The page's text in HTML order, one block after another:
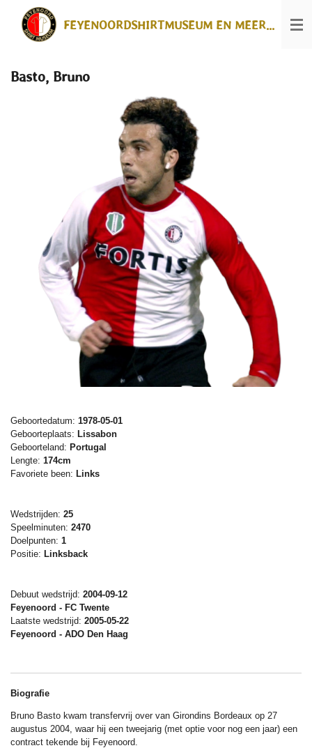
direct
FEYENOORDSHIRTMUSEUM EN MEER...
Basto, Bruno
Geboortedatum: 1978-05-01
Geboorteplaats: Lissabon
Geboorteland: Portugal
Lengte: 174cm
Favoriete been: Links
Wedstrijden: 25
Speelminuten: 2470
Doelpunten: 1
Positie: Linksback
Debuut wedstrijd: 2004-09-12
Feyenoord - FC Twente
Laatste wedstrijd: 2005-05-22
Feyenoord - ADO Den Haag
Biografie
Bruno Basto kwam transfervrij over van Girondins Bordeaux op 27
augustus 2004, waar hij een tweejarig (met optie voor nog een jaar) een
contract tekende bij Feyenoord.